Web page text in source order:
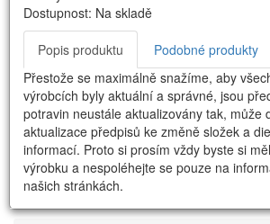
Dostupnost: Na skladě
Popis produktu Podobné produkty
Přestože se maximálně snažíme, aby
výrobcích byly aktuální a správné, jsou
potravin neustále aktualizovány tak, může
aktualizace předpisů ke změně složek a
informací. Proto si prosím vždy byste si
výrobku a nespoléhejte se pouze na
našich stránkách.